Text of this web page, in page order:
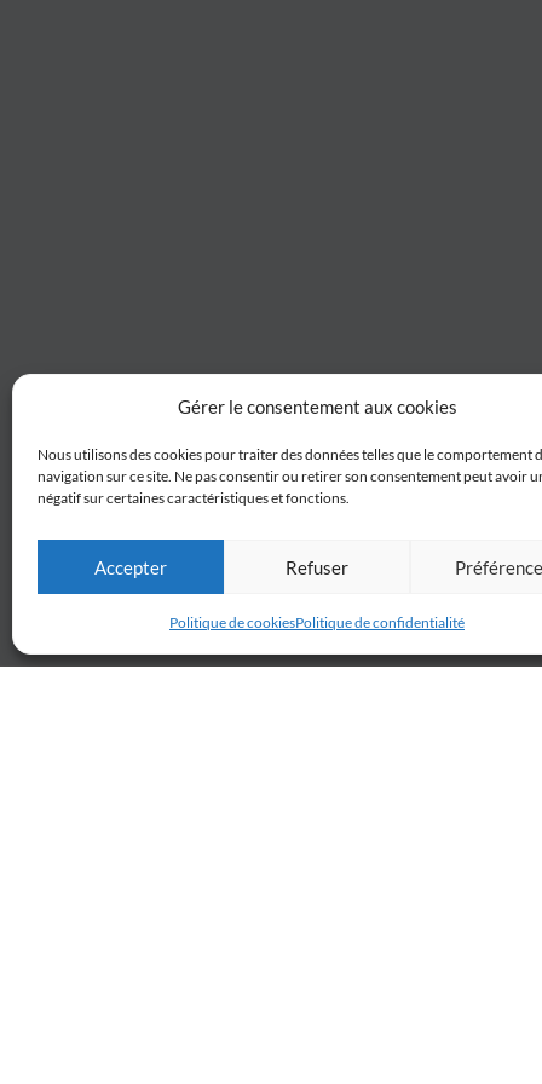
Gérer le consentement aux cookies
Nous utilisons des cookies pour traiter des données telles que le comportement
navigation sur ce site. Ne pas consentir ou retirer son consentement peut avoir
négatif sur certaines caractéristiques et fonctions.
Accepter Refuser
Politique de cookiesPolitique de confidentialité